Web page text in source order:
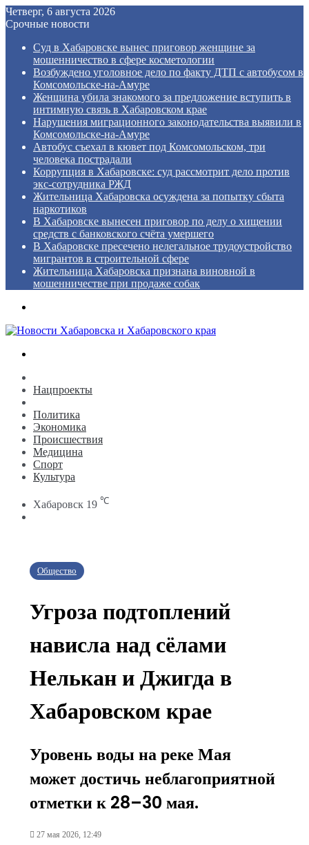
Четверг, 6 августа 2026
Срочные новости
Суд в Хабаровске вынес приговор женщине за
мошенничество в сфере косметологии
Возбуждено уголовное дело по факту ДТП с автобусом в
Комсомольске‑на‑Амуре
Женщина убила знакомого за предложение вступить в
интимную связь в Хабаровском крае
Нарушения миграционного законодательства выявили в
Комсомольске‑на‑Амуре
Автобус съехал в кювет под Комсомольском, три
человека пострадали
Коррупция в Хабаровске: суд рассмотрит дело против
экс‑сотрудника РЖД
Жительница Хабаровска осуждена за попытку сбыта
наркотиков
В Хабаровске вынесен приговор по делу о хищении
средств с банковского счёта умершего
В Хабаровске пресечено нелегальное трудоустройство
мигрантов в строительной сфере
Жительница Хабаровска признана виновной в
мошенничестве при продаже собак
Нацпроекты
Политика
Экономика
Происшествия
Медицина
Спорт
Культура
Хабаровск 19 ℃
Общество
Угроза подтоплений
нависла над сёлами
Нелькан и Джигда в
Хабаровском крае
Уровень воды на реке Мая
может достичь неблагоприятной
отметки к 28–30 мая.
27 мая 2026, 12:49